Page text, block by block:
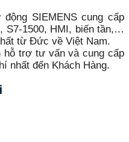
SIEMENS cung cấp
S7-1500, HMI, biến tần,…
từ Đức về Việt Nam.
hỗ trợ tư vấn và cung cấp
nhất đến Khách Hàng.